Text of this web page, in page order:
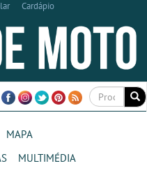
Cardápio
mapa
multimédia